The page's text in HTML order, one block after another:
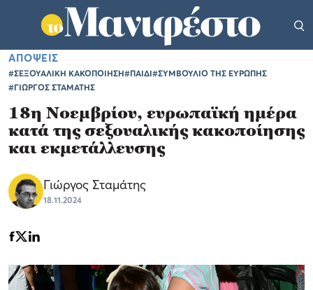
ΑΠΟΨΕΙΣ
#ΣΕΞΟΥΑΛΙΚΗ ΚΑΚΟΠΟΙΗΣΗ#ΠΑΙΔΙ#ΣΥΜΒΟΥΛΙΟ ΤΗΣ ΕΥΡΩΠΗΣ
#ΓΙΩΡΓΟΣ ΣΤΑΜΑΤΗΣ
18η Νοεμβρίου, ευρωπαϊκή ημέρα
κατά της σεξουαλικής κακοποίησης
και εκμετάλλευσης
Γιώργος Σταμάτης
18.11.2024